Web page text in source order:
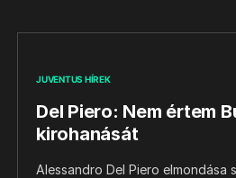
JUVENTUS HÍREK
Del Piero: Nem értem
kirohanását
Alessandro Del Piero elmondása